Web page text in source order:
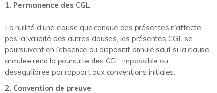
1. Permanence des CGL
La nullité d’une clause quelconque des présentes n’affecte
pas la validité des autres clauses, les présentes CGL se
poursuivent en l’absence du dispositif annulé sauf si la clause
annulée rend la poursuite des CGL impossible ou
déséquilibrée par rapport aux conventions initiales.
2. Convention de preuve